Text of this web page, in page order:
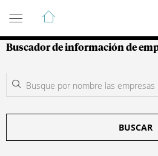
Guía de Empresas
Buscador de información de
BUSCAR